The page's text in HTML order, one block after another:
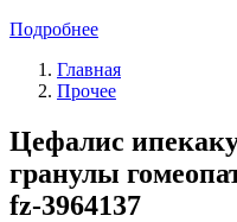
Подробнее
Главная
Прочее
Цефалис
гранулы
fz-3964137